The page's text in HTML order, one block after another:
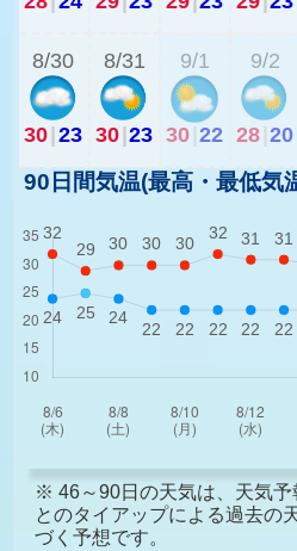
8/30
30 23
8/31
30 23
9/1
30 22
9/2
28 20
90日間気温(最高・最低気
※ 46～90日の天気は、天気予
とのタイアップによる過去の
づく予想です。